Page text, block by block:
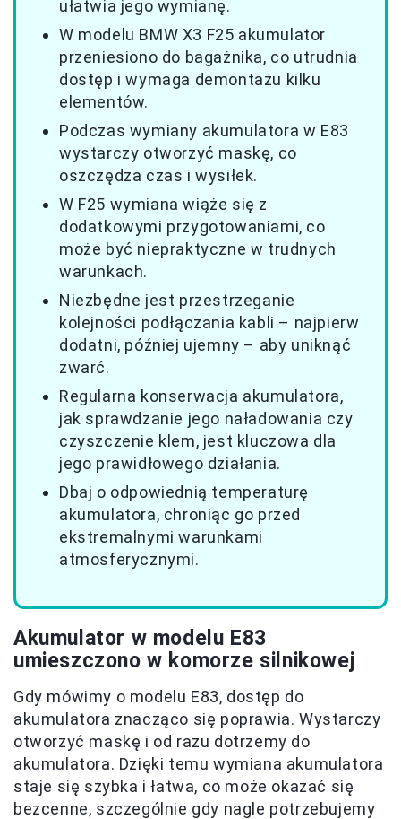
ułatwia jego wymianę.
W modelu BMW X3 F25 akumulator
przeniesiono do bagażnika, co utrudnia
dostęp i wymaga demontażu kilku
elementów.
Podczas wymiany akumulatora w E83
wystarczy otworzyć maskę, co
oszczędza czas i wysiłek.
W F25 wymiana wiąże się z
dodatkowymi przygotowaniami, co
może być niepraktyczne w trudnych
warunkach.
Niezbędne jest przestrzeganie
kolejności podłączania kabli – najpierw
dodatni, później ujemny – aby uniknąć
zwarć.
Regularna konserwacja akumulatora,
jak sprawdzanie jego naładowania czy
czyszczenie klem, jest kluczowa dla
jego prawidłowego działania.
Dbaj o odpowiednią temperaturę
akumulatora, chroniąc go przed
ekstremalnymi warunkami
atmosferycznymi.
Akumulator w modelu E83
umieszczono w komorze silnikowej
Gdy mówimy o modelu E83, dostęp do
akumulatora znacząco się poprawia. Wystarczy
otworzyć maskę i od razu dotrzemy do
akumulatora. Dzięki temu wymiana akumulatora
staje się szybka i łatwa, co może okazać się
bezcenne, szczególnie gdy nagle potrzebujemy